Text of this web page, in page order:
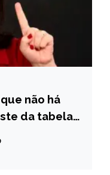
não há
da tabela